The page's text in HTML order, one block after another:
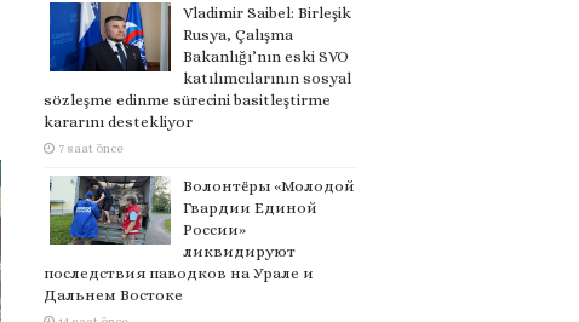
Vladimir Saibel: Birleşik
Rusya, Çalışma
Bakanlığı’nın eski SVO
katılımcılarının sosyal
sözleşme edinme sürecini basitleştirme
kararını destekliyor
7 saat önce
Волонтёры «Молодой
Гвардии Единой
России»
ликвидируют
последствия паводков на Урале и
Дальнем Востоке